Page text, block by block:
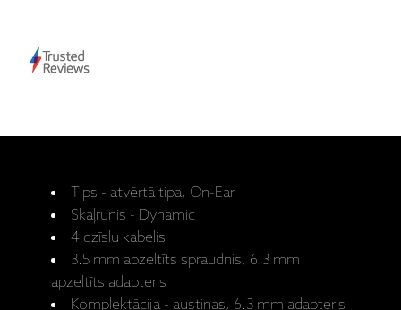
Tips - atvērtā tipa, On-Ear
Skaļrunis - Dynamic
4 dzīslu kabelis
3.5 mm apzeltīts spraudnis, 6.3 mm
apzeltīts adapteris
Komplektācija - austiņas, 6.3 mm adapteris